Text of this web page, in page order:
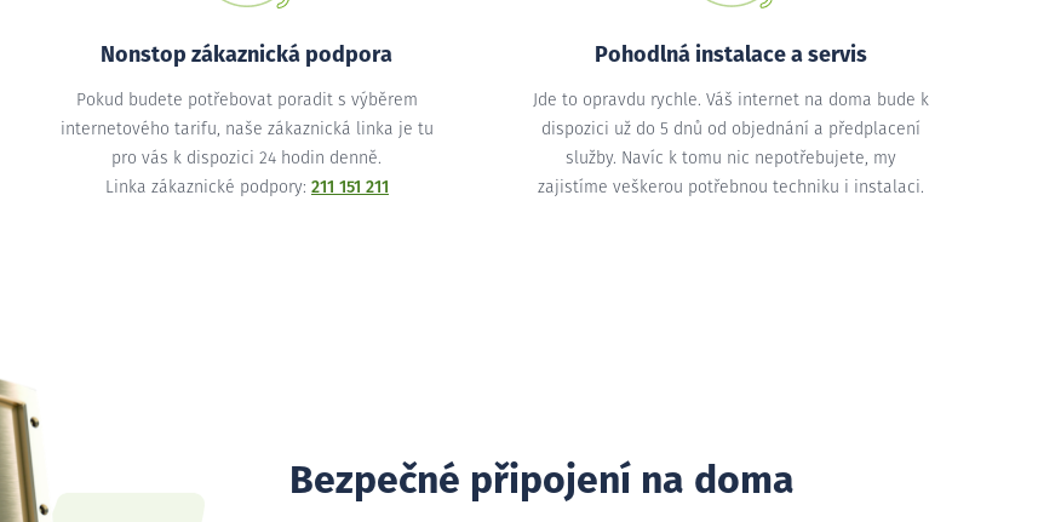
Nonstop zákaznická podpora
Pokud budete potřebovat poradit s výběrem
internetového tarifu, naše zákaznická linka je tu
pro vás k dispozici 24 hodin denně.
Linka zákaznické podpory: 211 151 211
Pohodlná instalace a servis
Jde to opravdu rychle. Váš internet na doma bude k
dispozici už do 5 dnů od objednání a předplacení
služby. Navíc k tomu nic nepotřebujete, my
zajistíme veškerou potřebnou techniku i instalaci.
Bezpečné připojení na doma